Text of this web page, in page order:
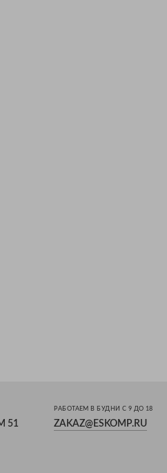
51
РАБОТАЕМ В БУДНИ С 9 ДО 18
ZAKAZ@ESKOMP.RU